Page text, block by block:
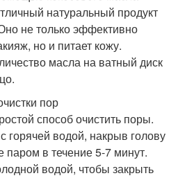
натуральный продукт
не только эффективно
но и питает кожу.
масла на ватный диск
пор
способ очистить поры.
горячей водой, накрыв голову
в течение 5-7 минут.
водой, чтобы закрыть